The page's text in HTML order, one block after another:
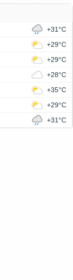
+31°C
+29°C
+29°C
+28°C
+35°C
+29°C
+31°C